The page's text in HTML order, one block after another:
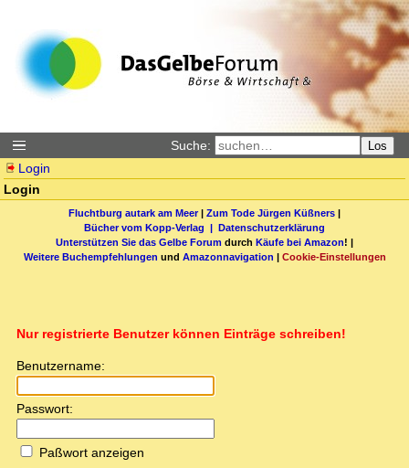
Suche: Los
Login
Login
Fluchtburg autark am Meer| Zum Tode Jürgen Küßners |
Bücher vom Kopp-Verlag | Datenschutzerklärung
Unterstützen Sie das Gelbe Forum durch Käufe bei Amazon! |
Weitere Buchempfehlungen und Amazonnavigation | Cookie-Einstellungen
Nur registrierte Benutzer können Einträge schreiben!
Benutzername:
Passwort:
Paßwort anzeigen